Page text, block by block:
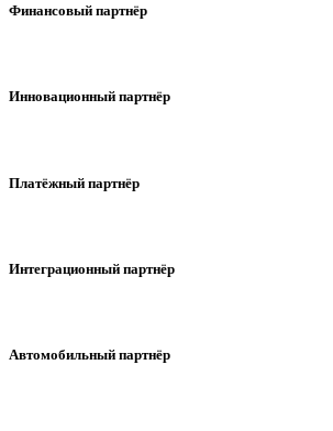
Финансовый партнёр
Инновационный партнёр
Платёжный партнёр
Интеграционный партнёр
Автомобильный партнёр